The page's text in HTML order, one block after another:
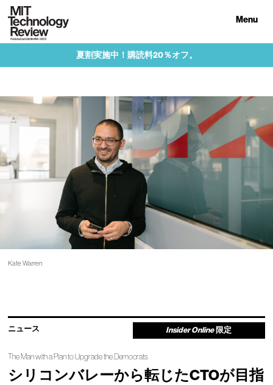
Menu
夏割実施中！購読料20％オフ。
Kate Warren
ニュース Insider Online 限定
The Man with a Plan to Upgrade the Democrats
シリコンバレーから転じたCTOが目指